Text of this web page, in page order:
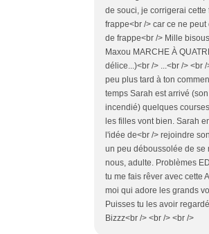
de souci, je corrigerai cette
frappe<br /> car ce ne peut
de frappe<br /> Mille
Maxou MARCHE À
délice...)<br /> ...<br /> <br
peu plus tard à ton
temps Sarah est arrivé
incendié) quelques
les filles vont bien. Sarah
l'idée de<br /> rejoindre
un peu déboussolée de se
nous, adulte. Problèmes
tu me fais rêver avec cette
moi qui adore les grands
Puisses tu les avoir
Bizzz<br /> <br /> <br />